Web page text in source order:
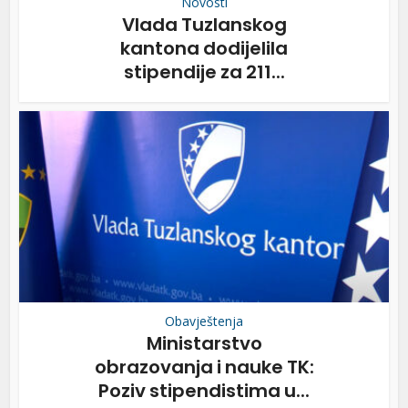
Vlada Tuzlanskog
kantona dodijelila
stipendije za 211...
Obavještenja
Ministarstvo
obrazovanja i nauke TK:
Poziv stipendistima u...